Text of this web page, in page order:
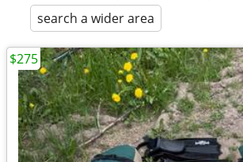
search a wider area
$275